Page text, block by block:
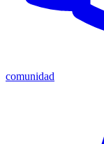
comunidad